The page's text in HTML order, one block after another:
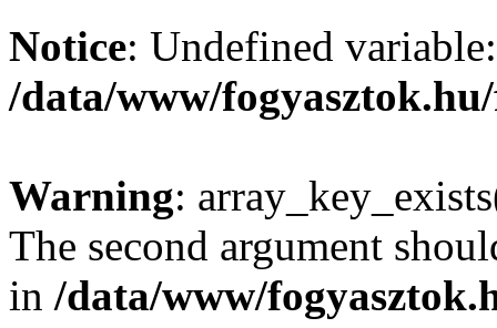
Notice: Undefined
/data/www/
Warning:
The second argument
in /data/www/